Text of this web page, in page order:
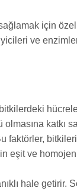
için
ve
katkı
faktörler,
eşit ve
hale getirir.